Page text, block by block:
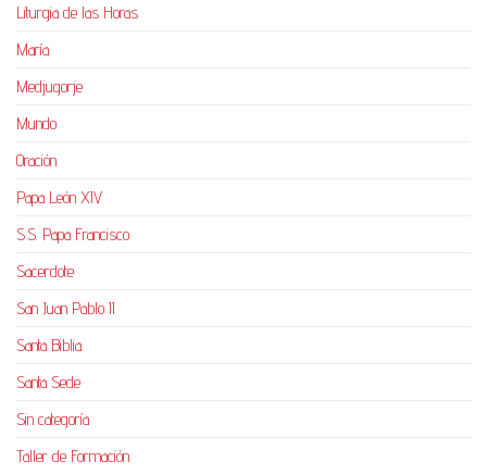
Liturgia de las Horas
María
Medjugorje
Mundo
Oración
Papa León XIV
S.S. Papa Francisco
Sacerdote
San Juan Pablo II
Santa Biblia
Santa Sede
Sin categoría
Taller de Formación